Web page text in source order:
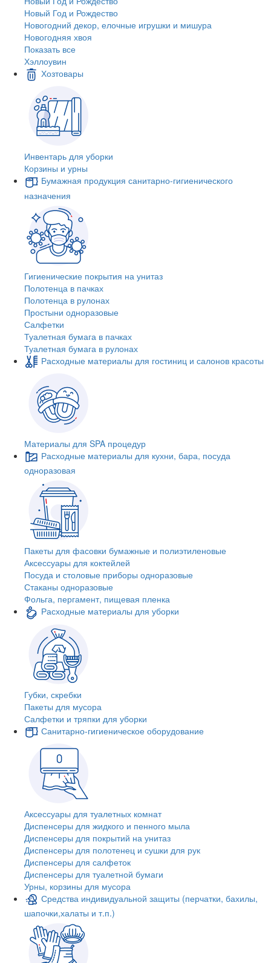
Новый Год и Рождество
Новогодний декор, елочные игрушки и мишура
Новогодняя хвоя
Показать все
Хэллоувин
Хозтовары
Инвентарь для уборки
Корзины и урны
Бумажная продукция санитарно-гигиенического
назначения
Гигиенические покрытия на унитаз
Полотенца в пачках
Полотенца в рулонах
Простыни одноразовые
Салфетки
Туалетная бумага в пачках
Туалетная бумага в рулонах
Расходные материалы для гостиниц и салонов красоты
Материалы для SPA процедур
Расходные материалы для кухни, бара, посуда
одноразовая
Пакеты для фасовки бумажные и полиэтиленовые
Аксессуары для коктейлей
Посуда и столовые приборы одноразовые
Стаканы одноразовые
Фольга, пергамент, пищевая пленка
Расходные материалы для уборки
Губки, скребки
Пакеты для мусора
Салфетки и тряпки для уборки
Санитарно-гигиеническое оборудование
Аксессуары для туалетных комнат
Диспенсеры для жидкого и пенного мыла
Диспенсеры для покрытий на унитаз
Диспенсеры для полотенец и сушки для рук
Диспенсеры для салфеток
Диспенсеры для туалетной бумаги
Урны, корзины для мусора
Средства индивидуальной защиты (перчатки, бахилы,
шапочки,халаты и т.п.)